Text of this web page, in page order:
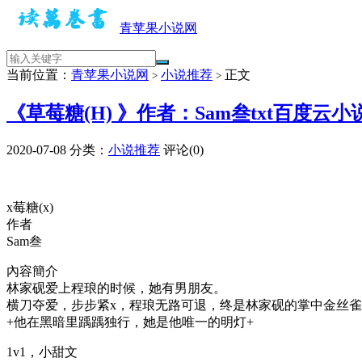
青苹果小说网
当前位置： 青苹果小说网 > 小说推荐 > 正文
《草莓糖(H) 》作者：Sam叁txt百度云小
2020-07-08 分类： 小说推荐 评论(0)
x莓糖(x)
作者
Sam叁
內容簡介
林家砚爱上程琅的时候，她有男朋友。
横刀夺爱，步步紧x，程琅无路可退，终是林家砚的掌中金丝雀
+他在黑暗里踽踽独行，她是他唯一的明灯+
1v1，小甜文